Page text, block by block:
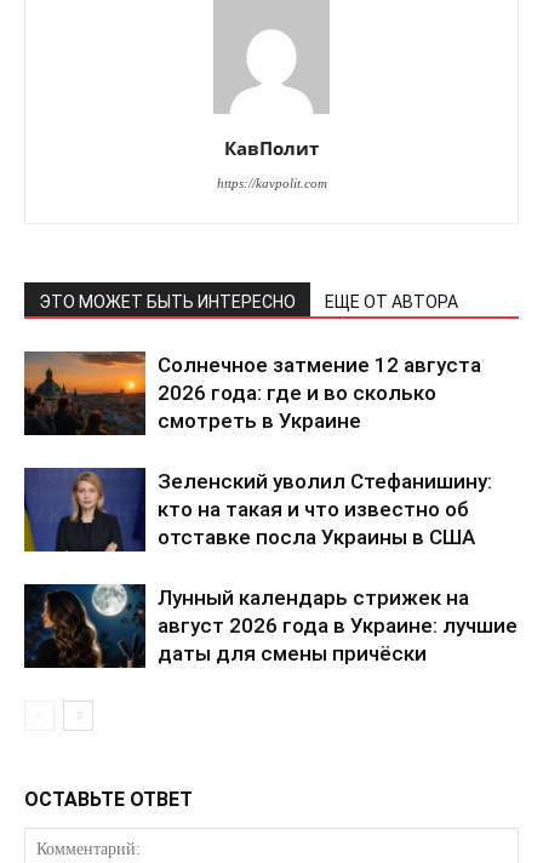
КавПолит
https://kavpolit.com
ЭТО МОЖЕТ БЫТЬ ИНТЕРЕСНО ЕЩЕ ОТ АВТОРА
Солнечное затмение 12 августа
2026 года: где и во сколько
смотреть в Украине
Зеленский уволил Стефанишину:
кто на такая и что известно об
отставке посла Украины в США
Лунный календарь стрижек на
август 2026 года в Украине: лучшие
даты для смены причёски
ОСТАВЬТЕ ОТВЕТ